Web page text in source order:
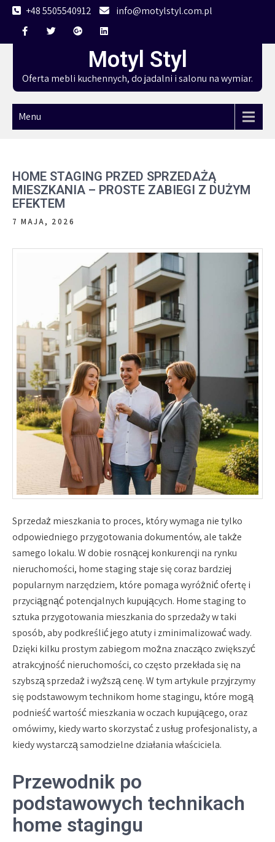
Skip
content
+48 5505540912 info@motylstyl.com.pl
Motyl Styl
Oferta mebli kuchennych, do jadalni i salonu na wymiar.
Menu
HOME STAGING PRZED SPRZEDAŻĄ
MIESZKANIA – PROSTE ZABIEGI Z DUŻYM
EFEKTEM
7 MAJA, 2026
Sprzedaż mieszkania to proces, który wymaga nie tylko
odpowiedniego przygotowania dokumentów, ale także
samego lokalu. W dobie rosnącej konkurencji na rynku
nieruchomości, home staging staje się coraz bardziej
popularnym narzędziem, które pomaga wyróżnić ofertę i
przyciągnąć potencjalnych kupujących. Home staging to
sztuka przygotowania mieszkania do sprzedaży w taki
sposób, aby podkreślić jego atuty i zminimalizować wady.
Dzięki kilku prostym zabiegom można znacząco zwiększyć
atrakcyjność nieruchomości, co często przekłada się na
szybszą sprzedaż i wyższą cenę. W tym artykule przyjrzymy
się podstawowym technikom home stagingu, które mogą
podnieść wartość mieszkania w oczach kupującego, oraz
omówimy, kiedy warto skorzystać z usług profesjonalisty, a
kiedy wystarczą samodzielne działania właściciela.
Przewodnik po
podstawowych technikach
home stagingu